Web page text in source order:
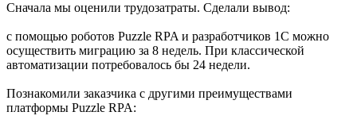
Сначала мы оценили трудозатраты. Сделали вывод:
с помощью роботов Puzzle RPA и разработчиков 1С можно
осуществить миграцию за 8 недель. При классической
автоматизации потребовалось бы 24 недели.
Познакомили заказчика с другими преимуществами
платформы Puzzle RPA: